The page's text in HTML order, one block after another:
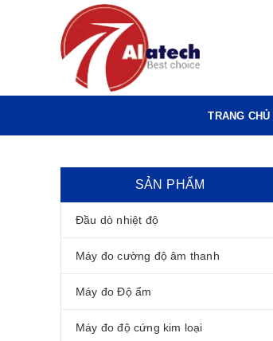
TRANG CHỦ
SẢN PHẨM
Đầu dò nhiệt độ
Máy đo cường độ âm thanh
Máy đo Độ ẩm
Máy đo độ cứng kim loại